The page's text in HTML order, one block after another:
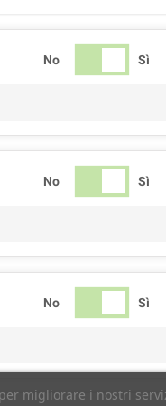
migliorare i nostri
No Sì
No Sì
No Sì